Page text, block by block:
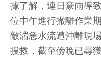
據了解，連日豪雨導
位中午進行撤離作業
敵湍急水流遭沖離現
搜救，截至傍晚已尋